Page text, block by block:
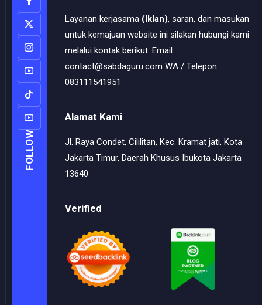
FOLLOW
Layanan kerjasama (Iklan), saran, dan masukan
untuk kemajuan website ini silakan hubungi kami
melalui kontak berikut: Email:
contact@sabdaguru.com WA / Telepon:
083111541951
Alamat Kami
Jl. Raya Condet, Cililitan, Kec. Kramat jati, Kota
Jakarta Timur, Daerah Khusus Ibukota Jakarta
13640
Verified